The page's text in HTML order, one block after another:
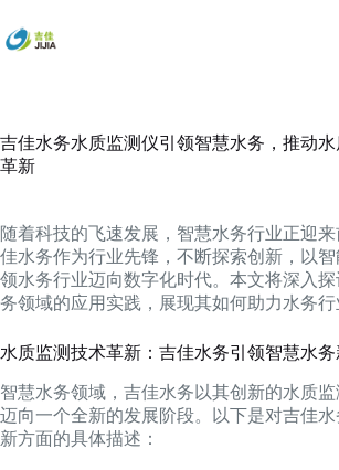
过
内
吉佳水务水质监测仪引领智慧水务，推动
革新
随着科技的飞速发展，智慧水务行业正迎
佳水务作为行业先锋，不断探索创新，以智
领水务行业迈向数字化时代。本文将深入
务领域的应用实践，展现其如何助力水务行
水质监测技术革新：吉佳水务引领智慧水
智慧水务领域，吉佳水务以其创新的水质
迈向一个全新的发展阶段。以下是对吉佳
新方面的具体描述：